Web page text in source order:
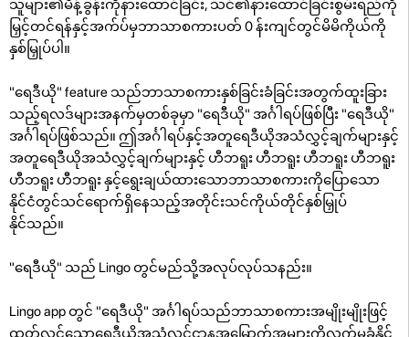
သူများ၏မိန့်ခွန်းကိုနားထောင်ခြင်း, သင်၏နားထောင်ခြင်းစွမ်းရည်ကို
မြှင့်တင်ရန်နှင့်အက်ပ်မှဘာသာစကားပတ် 0 န်းကျင်တွင်မိမိကိုယ်ကို
နှစ်မြှုပ်ပါ။
"ရေဒီယို" feature သည်ဘာသာစကားနှစ်ခြင်းခံခြင်းအတွက်ထူးခြား
သည့်ရလဒ်များအနက်မှတစ်ခုမှာ "ရေဒီယို" အင်္ဂါရပ်ဖြစ်ပြီး "ရေဒီယို"
အင်္ဂါရပ်ဖြစ်သည်။ ဤအင်္ဂါရပ်နှင့်အတူရေဒီယိုအသံလွှင့်ချက်များနှင့်
အတူရေဒီယိုအသံလွှင့်ချက်များနှင့် ဟီဘရူး ဟီဘရူး ဟီဘရူး ဟီဘရူး
ဟီဘရူး ဟီဘရူး နှင့်ရွေးချယ်ထားသောဘာသာစကားကိုပြောသော
နိုင်ငံတွင်သင်ရောက်ရှိနေသည့်အတိုင်းသင်ကိုယ်တိုင်နှစ်မြှုပ်
နိုင်သည်။
"ရေဒီယို" သည် Lingo တွင်မည်သို့အလုပ်လုပ်သနည်း။
Lingo app တွင် "ရေဒီယို" အင်္ဂါရပ်သည်ဘာသာစကားအမျိုးမျိုးဖြင့်
ထုတ်လွှင့်သောရေဒီယိုအသံလွှင့်ဌာနအမြောက်အများကိုလက်မခံနိုင်